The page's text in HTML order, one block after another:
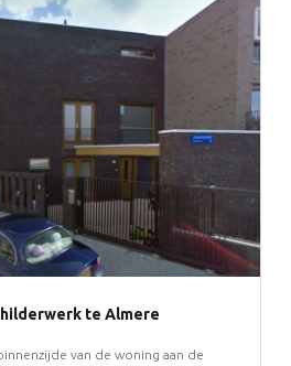
te Almere
van de woning aan de